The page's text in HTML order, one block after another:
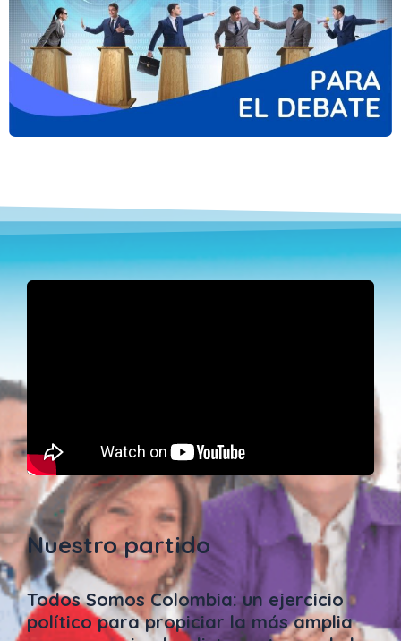
Nuestro partido
Todos Somos Colombia: un ejercicio
político para propiciar la más amplia